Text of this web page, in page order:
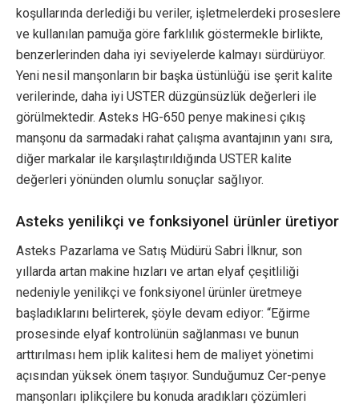
koşullarında derlediği bu veriler, işletmelerdeki proseslere
ve kullanılan pamuğa göre farklılık göstermekle birlikte,
benzerlerinden daha iyi seviyelerde kalmayı sürdürüyor.
Yeni nesil manşonların bir başka üstünlüğü ise şerit kalite
verilerinde, daha iyi USTER düzgünsüzlük değerleri ile
görülmektedir. Asteks HG-650 penye makinesi çıkış
manşonu da sarmadaki rahat çalışma avantajının yanı sıra,
diğer markalar ile karşılaştırıldığında USTER kalite
değerleri yönünden olumlu sonuçlar sağlıyor.
Asteks yenilikçi ve fonksiyonel ürünler üretiyor
Asteks Pazarlama ve Satış Müdürü Sabri İlknur, son
yıllarda artan makine hızları ve artan elyaf çeşitliliği
nedeniyle yenilikçi ve fonksiyonel ürünler üretmeye
başladıklarını belirterek, şöyle devam ediyor: “Eğirme
prosesinde elyaf kontrolünün sağlanması ve bunun
arttırılması hem iplik kalitesi hem de maliyet yönetimi
açısından yüksek önem taşıyor. Sunduğumuz Cer-penye
manşonları iplikçilere bu konuda aradıkları çözümleri